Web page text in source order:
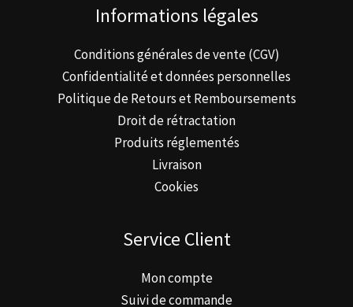
Informations légales
Conditions générales de vente (CGV)
Confidentialité et données personnelles
Politique de Retours et Remboursements
Droit de rétractation
Produits réglementés
Livraison
Cookies
Service Client
Mon compte
Suivi de commande